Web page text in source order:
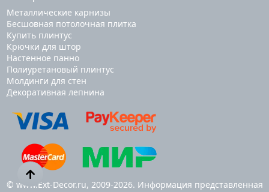
металлические карнизы
бесшовная потолочная плитка
купить плинтус
крючки для штор
настенное панно
полиуретановый плинтус
молдинги для стен
декоративная лепнина
© www.Ext-Decor.ru, 2009-2026. Информация представленная